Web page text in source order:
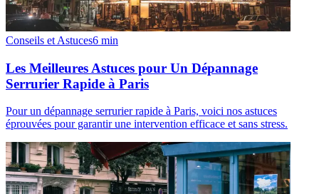
Conseils et Astuces6 min
Les Meilleures Astuces pour Un Dépannage
Serrurier Rapide à Paris
Pour un dépannage serrurier rapide à Paris, voici nos astuces
éprouvées pour garantir une intervention efficace et sans stress.